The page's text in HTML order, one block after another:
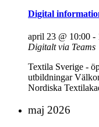
Digital
april 23 @ 10:00 -
Digitalt via Teams
Textila Sverige -
utbildningar
Nordiska
maj 2026